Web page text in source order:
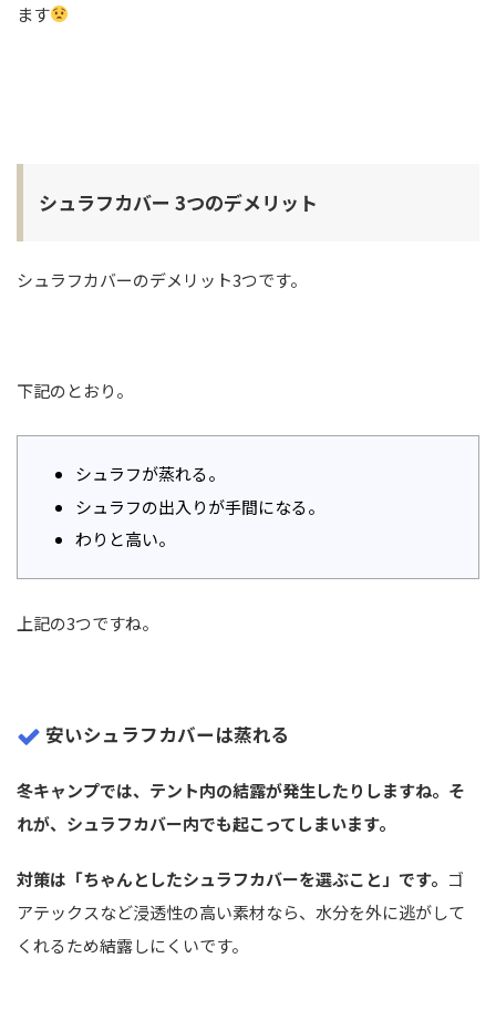
ます
シュラフカバー 3つのデメリット
シュラフカバーのデメリット3つです。
下記のとおり。
シュラフが蒸れる。
シュラフの出入りが手間になる。
わりと高い。
上記の3つですね。
安いシュラフカバーは蒸れる
冬キャンプでは、テント内の結露が発生したりしますね。そ
れが、シュラフカバー内でも起こってしまいます。
対策は「ちゃんとしたシュラフカバーを選ぶこと」です。 ゴ
アテックスなど浸透性の高い素材なら、水分を外に逃がして
くれるため結露しにくいです。